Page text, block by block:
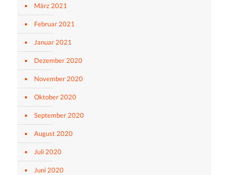
März 2021
Februar 2021
Januar 2021
Dezember 2020
November 2020
Oktober 2020
September 2020
August 2020
Juli 2020
Juni 2020